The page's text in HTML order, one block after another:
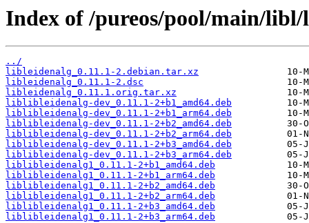
Index of /pureos/pool/main/
../
libleidenalg_0.11.1-2.debian.tar.xz
libleidenalg_0.11.1-2.dsc
libleidenalg_0.11.1.orig.tar.xz
liblibleidenalg-dev_0.11.1-2+b1_amd64.deb
liblibleidenalg-dev_0.11.1-2+b1_arm64.deb
liblibleidenalg-dev_0.11.1-2+b2_amd64.deb
liblibleidenalg-dev_0.11.1-2+b2_arm64.deb
liblibleidenalg-dev_0.11.1-2+b3_amd64.deb
liblibleidenalg-dev_0.11.1-2+b3_arm64.deb
liblibleidenalg1_0.11.1-2+b1_amd64.deb
liblibleidenalg1_0.11.1-2+b1_arm64.deb
liblibleidenalg1_0.11.1-2+b2_amd64.deb
liblibleidenalg1_0.11.1-2+b2_arm64.deb
liblibleidenalg1_0.11.1-2+b3_amd64.deb
liblibleidenalg1_0.11.1-2+b3_arm64.deb